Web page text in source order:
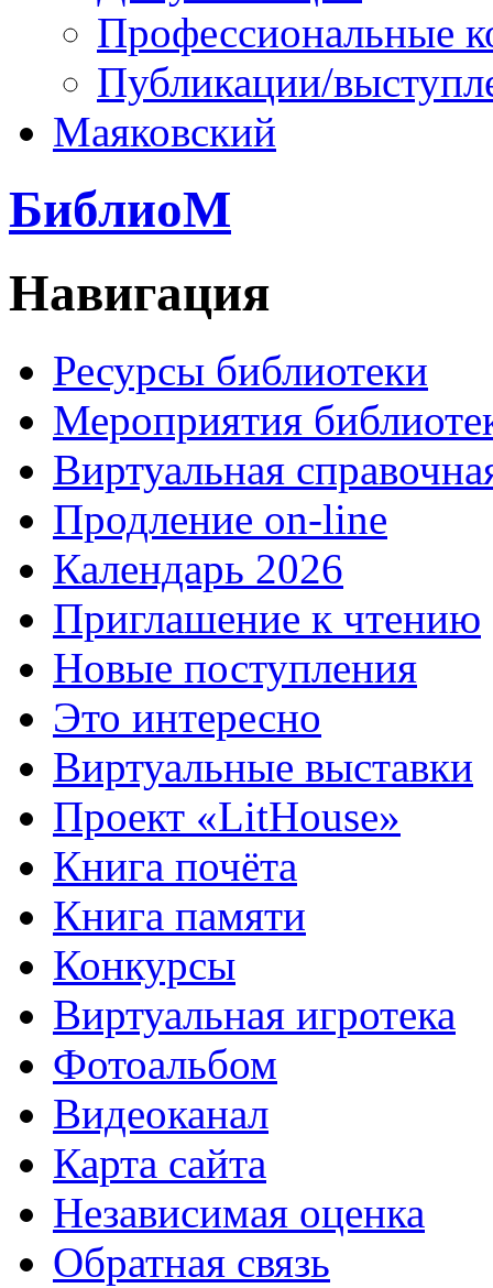
Профессиональные
Публикации/
Маяковский
БиблиоМ
Навигация
Ресурсы библиотеки
Мероприятия
Виртуальная
Продление on-line
Календарь 2026
Приглашение к чтению
Новые поступления
Это интересно
Виртуальные выставки
Проект «LitHouse»
Книга почёта
Книга памяти
Конкурсы
Виртуальная игротека
Фотоальбом
Видеоканал
Карта сайта
Независимая оценка
Обратная связь